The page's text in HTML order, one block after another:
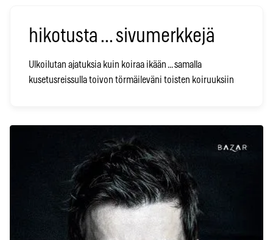
hikotusta ... sivumerkkejä
Ulkoilutan ajatuksia kuin koiraa ikään ... samalla
kusetusreissulla toivon törmäileväni toisten koiruuksiin